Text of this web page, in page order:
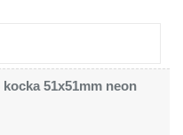
51x51mm neon